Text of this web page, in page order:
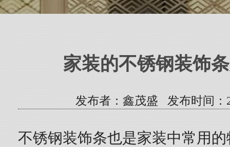
家装的不锈钢装饰
发布者：鑫茂盛 发布时间：
不锈钢装饰条也是家装中常用